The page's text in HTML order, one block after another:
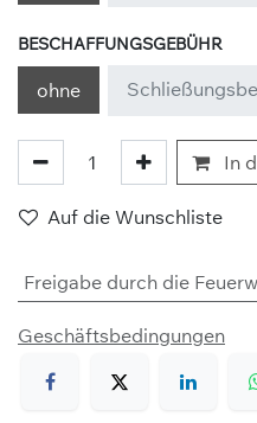
BESCHAFFUNGSGEBÜHR
ohne
In
Auf die Wunschliste
Freigabe durch die
Geschäftsbedingungen